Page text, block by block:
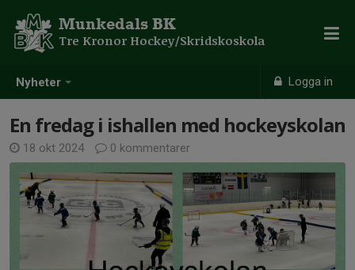
Nyheter Logga in
Munkedals BK
Tre Kronor Hockey/Skridskoskola
En fredag i ishallen med hockeyskolan
18 okt 2024 0 kommentarer